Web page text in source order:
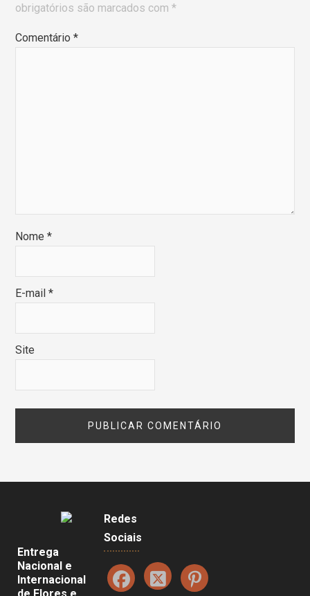
obrigatórios são marcados com*
Comentário*
Nome*
E-mail*
Site
Entrega
Nacional e
Internacional
Redes
Sociais